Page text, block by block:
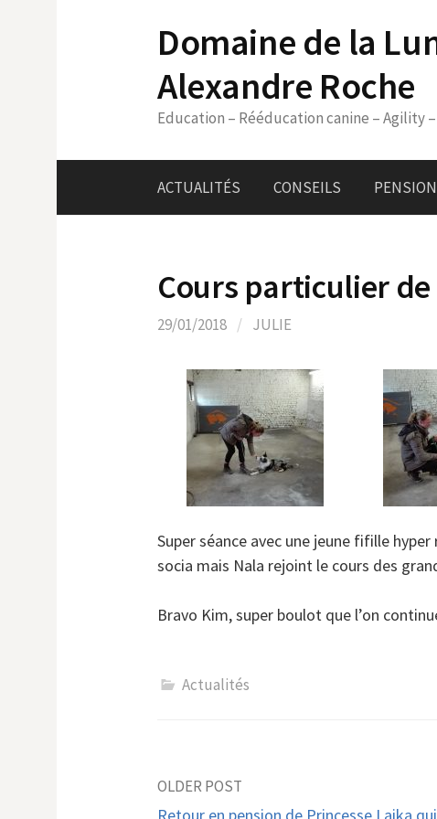
Domaine de la
Alexandre Roche
Education – Rééducation canine – Agility
ACTUALITÉS CONSEILS
Cours particulier de
29/01/2018 / JULIE
Super séance avec une jeune fifille
socia mais Nala rejoint le cours des
Bravo Kim, super boulot que l’on
Actualités
Post
OLDER POST
Retour en pension de Princesse Laika qui